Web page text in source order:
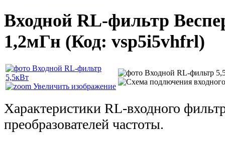
Входной RL-фильтр
1,2мГн (Код: vsp5i5vhfrl)
Увеличить изображение
Характеристики RL-входного
преобразователей частоты.